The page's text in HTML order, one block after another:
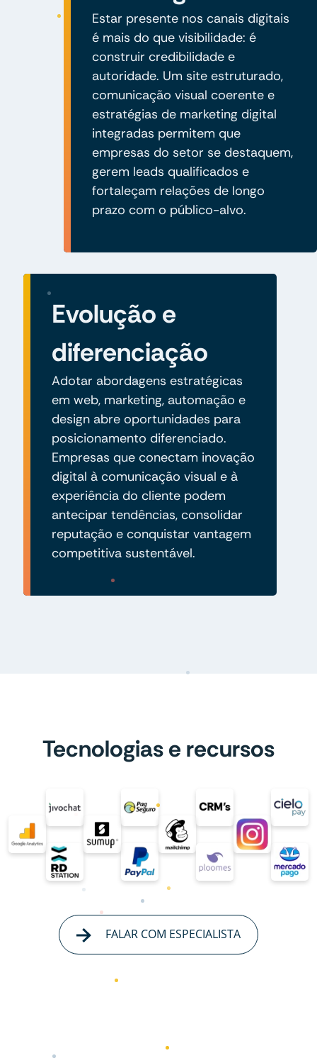
Estar presente nos canais digitais
é mais do que visibilidade: é
construir credibilidade e
autoridade. Um site estruturado,
comunicação visual coerente e
estratégias de marketing digital
integradas permitem que
empresas do setor se destaquem,
gerem leads qualificados e
fortaleçam relações de longo
prazo com o público-alvo.
Evolução e
diferenciação
Adotar abordagens estratégicas
em web, marketing, automação e
design abre oportunidades para
posicionamento diferenciado.
Empresas que conectam inovação
digital à comunicação visual e à
experiência do cliente podem
antecipar tendências, consolidar
reputação e conquistar vantagem
competitiva sustentável.
Tecnologias e recursos
FALAR COM ESPECIALISTA